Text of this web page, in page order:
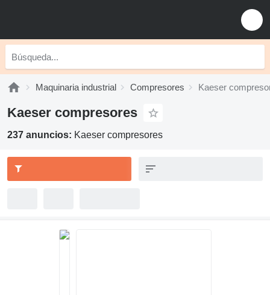
Maquinaria industrial Compresores Kaeser
Kaeser compresores
237 anuncios: Kaeser compresores